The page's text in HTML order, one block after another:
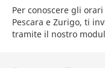
Per conoscere gli
Pescara e Zurigo, ti
tramite il nostro